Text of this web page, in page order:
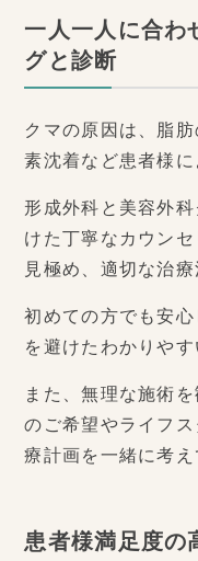
一人一人に合わ
グと診断
クマの原因は、脂
素沈着など患者様に
形成外科と美容外
けた丁寧なカウン
見極め、適切な治
初めての方でも安
を避けたわかりや
また、無理な施術
のご希望やライフ
療計画を一緒に考え
患者様満足度の